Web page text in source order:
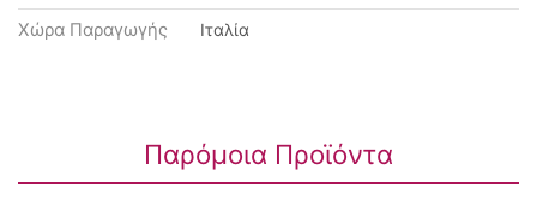
Χώρα Παραγωγής Ιταλία
Παρόμοια Προϊόντα